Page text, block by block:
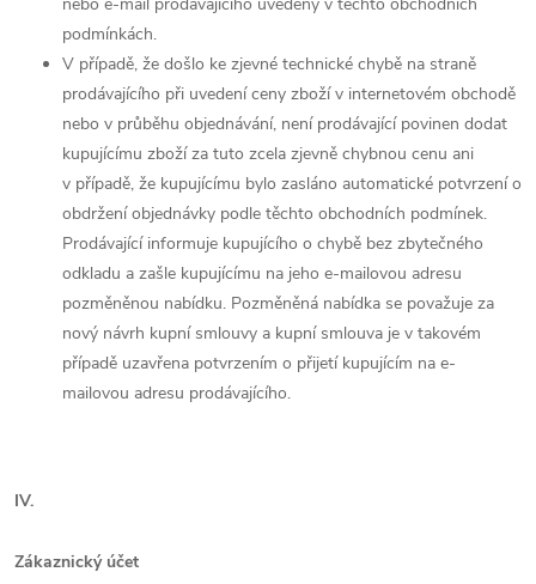
podmínkách.
V případě, že došlo ke zjevné technické chybě na straně
prodávajícího při uvedení ceny zboží v internetovém obchodě
nebo v průběhu objednávání, není prodávající povinen dodat
kupujícímu zboží za tuto zcela zjevně chybnou cenu ani
v případě, že kupujícímu bylo zasláno automatické potvrzení o
obdržení objednávky podle těchto obchodních podmínek.
Prodávající informuje kupujícího o chybě bez zbytečného
odkladu a zašle kupujícímu na jeho e-mailovou adresu
pozměněnou nabídku. Pozměněná nabídka se považuje za
nový návrh kupní smlouvy a kupní smlouva je v takovém
případě uzavřena potvrzením o přijetí kupujícím na e-
mailovou adresu prodávajícího.
IV.
Zákaznický účet